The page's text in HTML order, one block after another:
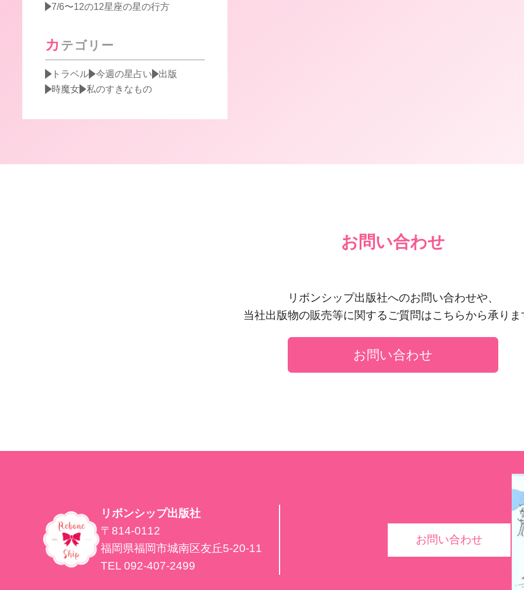
7/6〜12の12星座の星の行方
カ テゴリー
トラベル 今週の星占い
出版
時魔女
私のすきなもの
お問い合わせ
リボンシップ出版社へのお問い合わせや、
当社出版物の販売等に関するご質問はこちらから承りま
お問い合わせ
リボンシップ出版社
〒814-0112
福岡県福岡市城南区友丘5-20-11
TEL 092-407-2499
お問い合わせ